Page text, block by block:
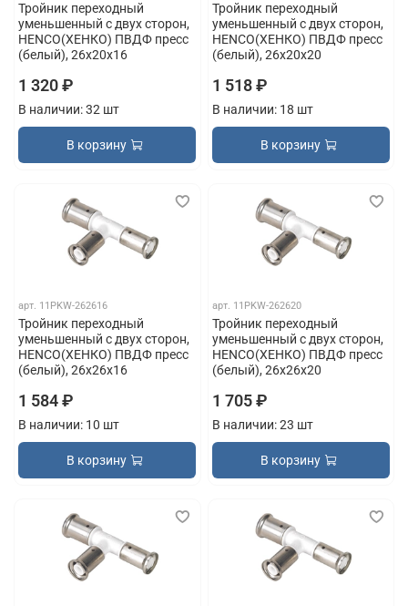
Тройник переходный
уменьшенный с двух сторон,
HENCO(ХЕНКО) ПВДФ пресс
(белый), 26x20x16
1 320 ₽
В наличии: 32 шт
В корзину
Тройник переходный
уменьшенный с двух сторон,
HENCO(ХЕНКО) ПВДФ пресс
(белый), 26x20x20
1 518 ₽
В наличии: 18 шт
В корзину
арт. 11PKW-262616
Тройник переходный
уменьшенный с двух сторон,
HENCO(ХЕНКО) ПВДФ пресс
(белый), 26x26x16
1 584 ₽
В наличии: 10 шт
В корзину
арт. 11PKW-262620
Тройник переходный
уменьшенный с двух сторон,
HENCO(ХЕНКО) ПВДФ пресс
(белый), 26x26x20
1 705 ₽
В наличии: 23 шт
В корзину